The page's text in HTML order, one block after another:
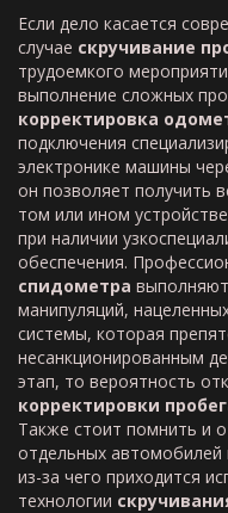
Если дело касается
случае скручивание
трудоемкого
выполнение сложных
корректировка
подключения
электронике машины
он позволяет получить
том или ином
при наличии
обеспечения.
спидометра
манипуляций,
системы, которая
несанкционированным
этап, то вероятность
корректировки
Также стоит помнить и
отдельных
из-за чего приходится
технологии